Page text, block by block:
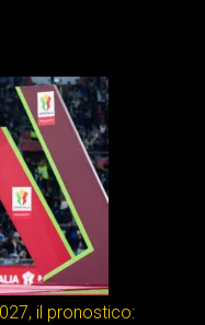
il pronostico: